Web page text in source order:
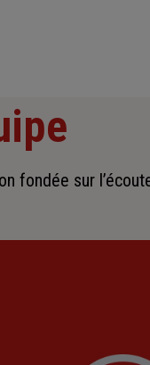
fondée sur